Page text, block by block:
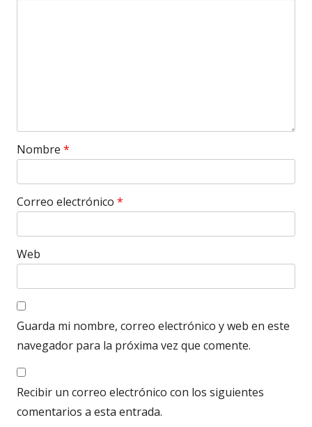
Nombre *
Correo electrónico *
Web
Guarda mi nombre, correo electrónico y web en este
navegador para la próxima vez que comente.
Recibir un correo electrónico con los siguientes
comentarios a esta entrada.